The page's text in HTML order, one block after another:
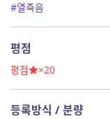
#열죽음
평점
평점 ×20
등록방식 / 분량